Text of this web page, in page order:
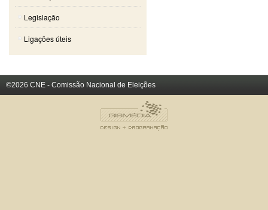
Legislação
Ligações úteis
©2026 CNE - Comissão Nacional de Eleições